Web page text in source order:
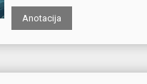
Anotacija